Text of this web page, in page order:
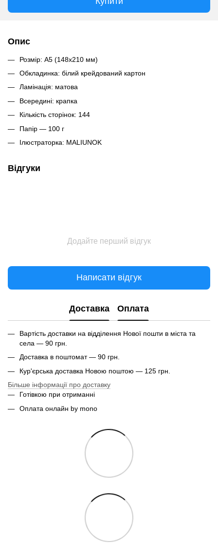
Опис
Розмір: А5 (148х210 мм)
Обкладинка: білий крейдований картон
Ламінація: матова
Всередині: крапка
Кількість сторінок: 144
Папір — 100 г
Ілюстраторка: MALIUNOK
Відгуки
Додайте перший відгук
Написати відгук
Доставка Оплата
Вартість доставки на відділення Нової пошти в міста та
села — 90 грн.
Доставка в поштомат — 90 грн.
Кур'єрська доставка Новою поштою — 125 грн.
Більше інформації про доставку
Готівкою при отриманні
Оплата онлайн by mono